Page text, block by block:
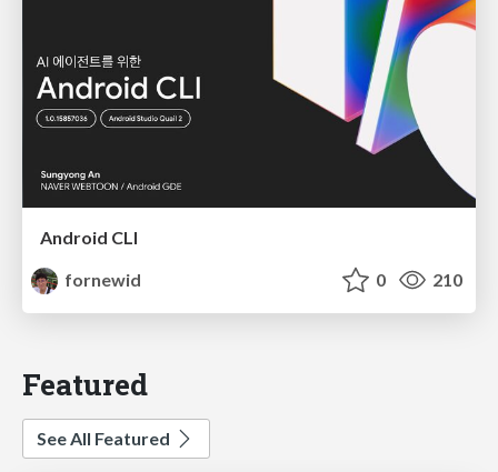
Android CLI
fornewid
0 210
Featured
See All Featured